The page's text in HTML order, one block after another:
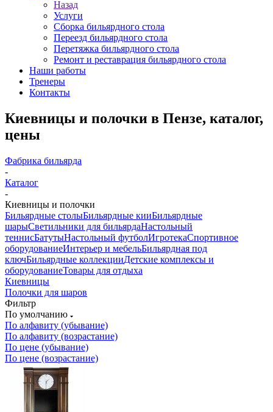
Назад
Услуги
Сборка бильярдного стола
Переезд бильярдного стола
Перетяжка бильярдного стола
Ремонт и реставрация бильярдного стола
Наши работы
Тренеры
Контакты
Киевницы и полочки в Пензе, каталог,
цены
Фабрика бильярда
-
Каталог
-
Киевницы и полочки
Бильярдные столыБильярдные кииБильярдные
шарыСветильники для бильярдаНастольный
теннисБатутыНастольный футболИгротекаСпортивное
оборудованиеИнтерьер и мебельБильярдная под
ключБильярдные коллекцииДетские комплексы и
оборудованиеТовары для отдыха
Киевницы
Полочки для шаров
Фильтр
По умолчанию
По алфавиту (убывание)
По алфавиту (возрастание)
По цене (убывание)
По цене (возрастание)